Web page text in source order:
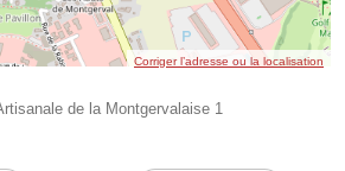
Corriger l’adresse ou la localisation
de la Montgervalaise 1